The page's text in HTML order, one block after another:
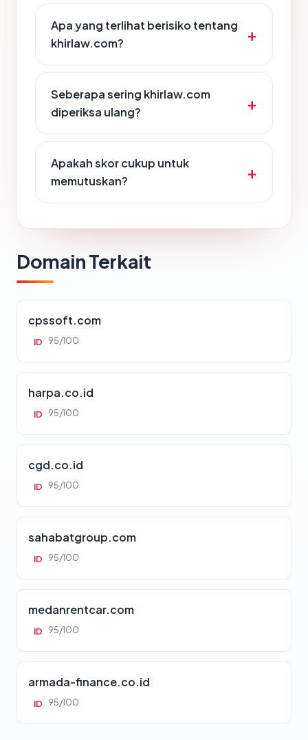
Apa yang terlihat berisiko tentang
khirlaw.com?
Seberapa sering khirlaw.com
diperiksa ulang?
Apakah skor cukup untuk
memutuskan?
Domain Terkait
cpssoft.com
ID 95/100
harpa.co.id
ID 95/100
cgd.co.id
ID 95/100
sahabatgroup.com
ID 95/100
medanrentcar.com
ID 95/100
armada-finance.co.id
ID 95/100